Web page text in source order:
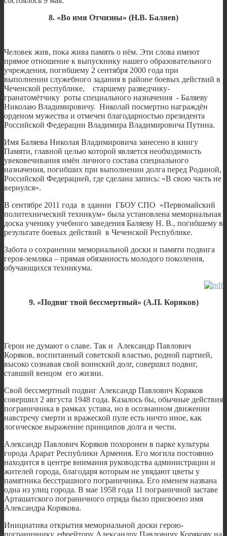
8. «Во имя Отчизны» (Н.В. Баляев)
Человек жив, пока жива память о нём. Эти слова имеют
прямое отношение к выпускнику нашего образовательного
учреждения, погибшему 2 сентября 2000 года при
выполнении служебного задания в районе боевых действий в
Чеченской республике, старшему разведчику-
гранатомётчику роты специального назначения - Баляеву
Николаю Владимировичу. Николай посмертно награждён
орденом мужества и отмечен благодарностью президента
Российской Федерации Владимира Владимировича Путина.
Имя Баляева Николая Владимировича занесено в книгу
Памяти, главной целью которой является необходимость
увековечивания имён личного состава специального
назначения, погибших при выполнении долга перед Родиной,
Российской Федерацией, где сделана запись: «В свою часть не
вернулся».
В сентябре 2011 года в здании ГБОУ СПО «Первомайский
политехнический техникум» была установлена мемориальная
доска ученику учебного заведения Баляеву Н. В., погибшему в
результате боевых действий в Чеченской Республике.
Забота о сохранении мемориальной доски и памяти подвига
героя-земляка – прямая обязанность молодого поколения,
обучающихся техникума.
9. «Подвиг твой бессмертный» (А.П. Коряков)
Герои не думают о славе. Так и Александр Павлович
Коряков, воспитанный советской властью, родной партией,
высоко сознавая свой воинский долг, совершил подвиг,
ставший венцом его жизни.
Свой бессмертный подвиг Александр Павлович Коряков
совершил 2 августа 1948 года. Казалось бы, обычные действия
пограничника в рамках устава, но в осознанном движении
навстречу смерти и вражеской пуле есть ничто иное, как
логическое выражение принципов долга и чести.
Александр Павлович Коряков похоронен в парке культуры
города Арарат Республики Армения. Его могила постоянно
находится в центре внимания руководства администрации и
жителей города, благодаря которым не увядают цветы у
памятника бесстрашного пограничника. Его именем названа
одна из улиц города. В мае 1958 года 11 пограничной заставе
Арташатского пограничного отряда было присвоено имя
Александра Корякова.
Инициатива открытия мемориальной доски герою-